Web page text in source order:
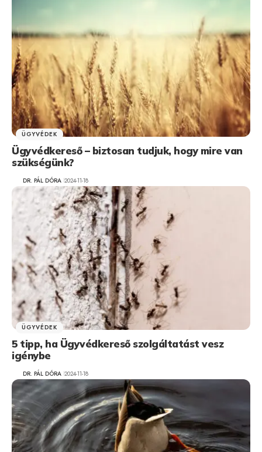
ÜGYVÉDEK
Ügyvédkereső – biztosan tudjuk, hogy mire van
szükségünk?
DR. PÁL DÓRA 2024-11-18
ÜGYVÉDEK
5 tipp, ha Ügyvédkereső szolgáltatást vesz
igénybe
DR. PÁL DÓRA 2024-11-18